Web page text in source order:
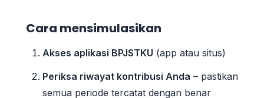
Cara mensimulasikan
Akses aplikasi BPJSTKU (app atau situs)
Periksa riwayat kontribusi Anda – pastikan
semua periode tercatat dengan benar